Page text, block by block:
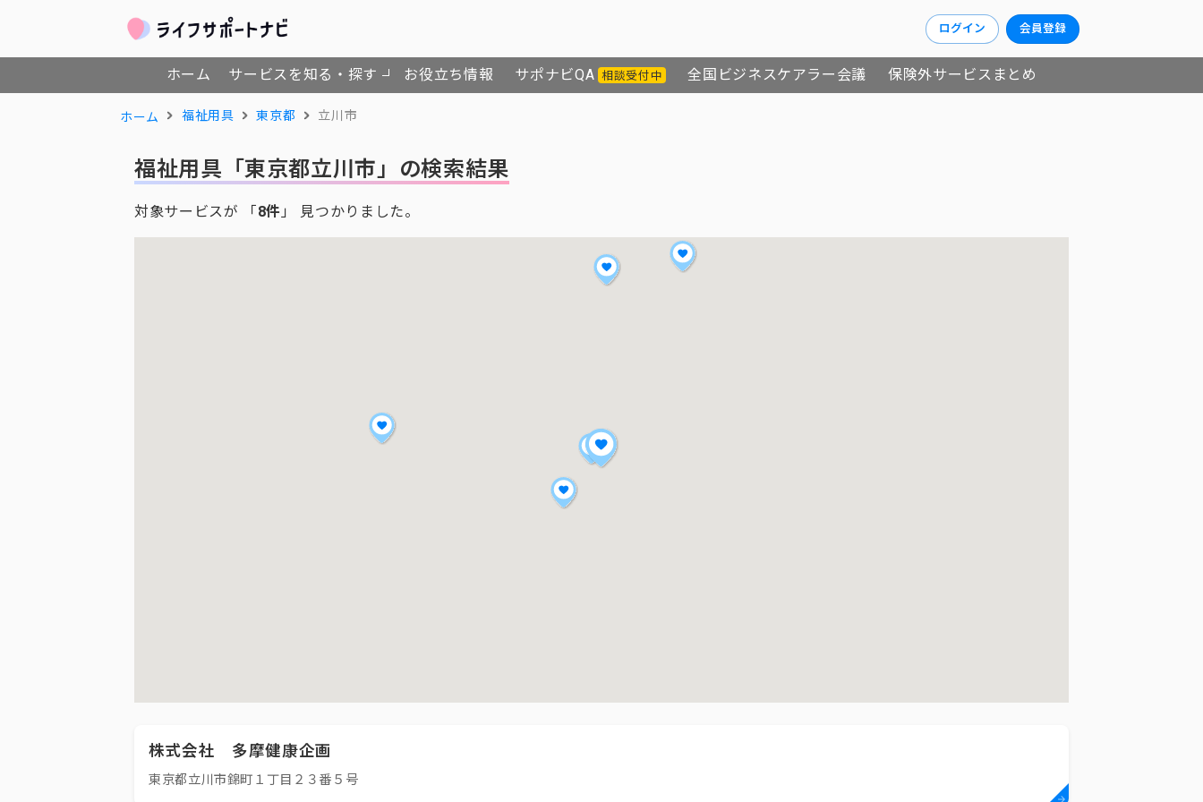
ログイン 会員登録
ホーム サービスを知る・探す お役立ち情報 サポナビQA 相談受付中 全国ビジネスケアラー会議 保険外サービスまとめ
ホーム 福祉用具 東京都 立川市
福祉用具 「東京都立川市」の検索結果
対象サービスが 「8件 」 見つかりました。
株式会社 多摩健康企画
東京都立川市錦町１丁目２３番５号